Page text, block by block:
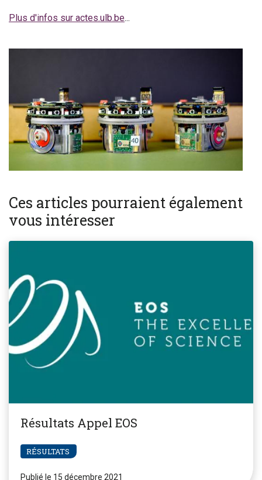
Plus d'infos sur actes.ulb.be...
Ces articles pourraient également
vous intéresser
Résultats Appel EOS
RÉSULTATS
Publié le 15 décembre 2021